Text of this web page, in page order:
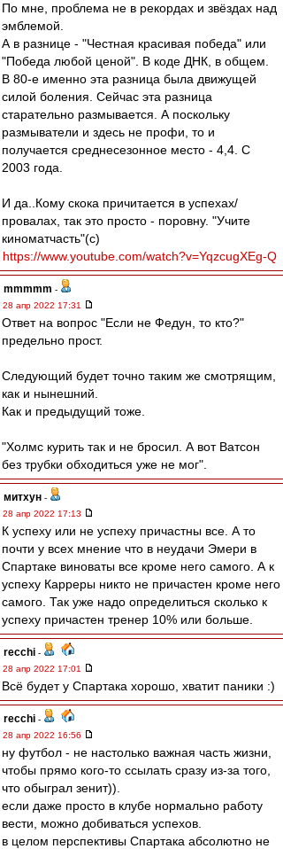
По мне, проблема не в рекордах и звёздах над
эмблемой.
А в разнице - "Честная красивая победа" или
"Победа любой ценой". В коде ДНК, в общем.
В 80-е именно эта разница была движущей
силой боления. Сейчас эта разница
старательно размывается. А поскольку
размыватели и здесь не профи, то и
получается среднесезонное место - 4,4. С
2003 года.
И да..Кому скока причитается в успехах/
провалах, так это просто - поровну. "Учите
киноматчасть"(с)
https://www.youtube.com/watch?v=YqzcugXEg-Q
mmmmm -
28 апр 2022 17:31
Ответ на вопрос "Если не Федун, то кто?"
предельно прост.
Следующий будет точно таким же смотрящим,
как и нынешний.
Как и предыдущий тоже.
"Холмс курить так и не бросил. А вот Ватсон
без трубки обходиться уже не мог".
митхун -
28 апр 2022 17:13
К успеху или не успеху причастны все. А то
почти у всех мнение что в неудачи Эмери в
Спартаке виноваты все кроме него самого. А к
успеху Карреры никто не причастен кроме него
самого. Так уже надо определиться сколько к
успеху причастен тренер 10% или больше.
recchi -
28 апр 2022 17:01
Всё будет у Спартака хорошо, хватит паники :)
recchi -
28 апр 2022 16:56
ну футбол - не настолько важная часть жизни,
чтобы прямо кого-то ссылать сразу из-за того,
что обыграл зенит)).
если даже просто в клубе нормально работу
вести, можно добиваться успехов.
в целом перспективы Спартака абсолютно не